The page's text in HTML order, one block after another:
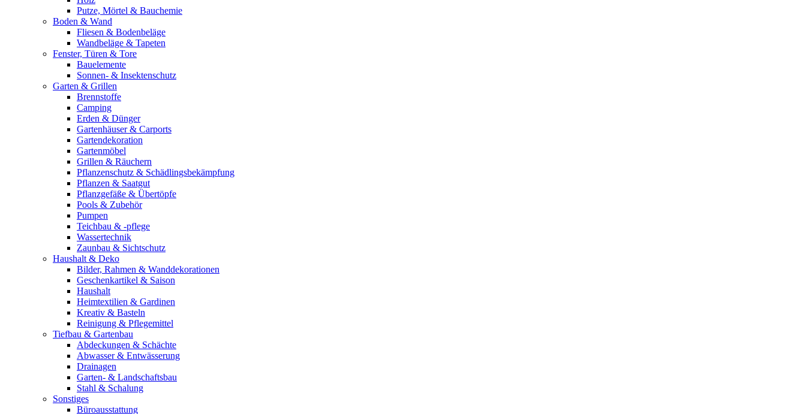
Putze, Mörtel & Bauchemie
Boden & Wand
Fliesen & Bodenbeläge
Wandbeläge & Tapeten
Fenster, Türen & Tore
Bauelemente
Sonnen- & Insektenschutz
Garten & Grillen
Brennstoffe
Camping
Erden & Dünger
Gartenhäuser & Carports
Gartendekoration
Gartenmöbel
Grillen & Räuchern
Pflanzenschutz & Schädlingsbekämpfung
Pflanzen & Saatgut
Pflanzgefäße & Übertöpfe
Pools & Zubehör
Pumpen
Teichbau & -pflege
Wassertechnik
Zaunbau & Sichtschutz
Haushalt & Deko
Bilder, Rahmen & Wanddekorationen
Geschenkartikel & Saison
Haushalt
Heimtextilien & Gardinen
Kreativ & Basteln
Reinigung & Pflegemittel
Tiefbau & Gartenbau
Abdeckungen & Schächte
Abwasser & Entwässerung
Drainagen
Garten- & Landschaftsbau
Stahl & Schalung
Sonstiges
Büroausstattung